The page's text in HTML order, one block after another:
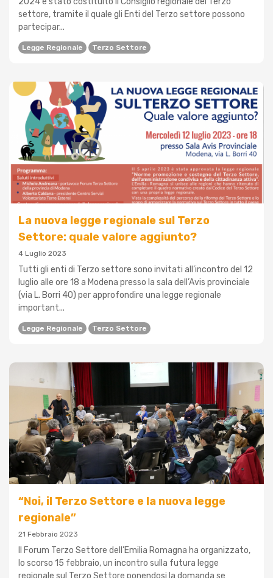
settore, tramite il quale gli Enti del Terzo settore possono
partecipar...
Legge Regionale Terzo Settore
La nuova legge regionale sul Terzo
Settore: quale valore aggiunto?
4 Luglio 2023
Tutti gli enti di Terzo settore sono invitati all’incontro del 12
luglio alle ore 18 a Modena presso la sala dell’Avis provinciale
(via L. Borri 40) per approfondire una legge regionale
important...
Legge Regionale Terzo Settore
“Noi, il Terzo Settore e la nuova legge
regionale”
21 Febbraio 2023
Il Forum Terzo Settore dell’Emilia Romagna ha organizzato,
lo scorso 15 febbraio, un incontro sulla futura legge